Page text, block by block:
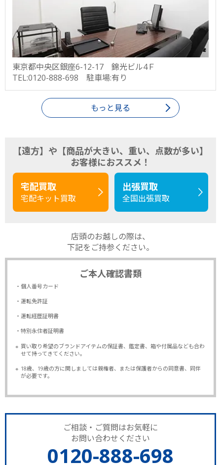
東京都中央区銀座6-12-17 錦光ビル4Ｆ
TEL:0120-888-698 駐車場:有り
もっと見る
【遠方】や【商品が大きい、重い、点数が多い】
お客様におススメ！
宅配買取
宅配キット買取
出張買取
全国出張買取
店頭のお越しの際は、
下記をご持参ください。
ご本人確認書類
・個人番号カード
・運転免許証
・運転経歴証明書
・特別永住者証明書
※ 買い取り希望のブランドアイテムの保証書、鑑定書、箱や付属品なども合わ
せて持ってきてください。
※ 18歳、19歳の方に関しましては親権者、または保護者からの同意書、同伴
が必要です。
ご相談・ご質問はお気軽に
お問い合わせください
0120-888-698